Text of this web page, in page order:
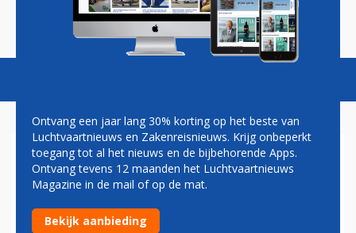
Magazine Podcasts Vacatures
AIRASIA PRAAT MET CHINESE
VLIEGTUIGBOUWER COMAC
OVER ORDER VOOR C919
Ontvang een jaar lang 30% korting op het beste van
Luchtvaartnieuws en Zakenreisnieuws. Krijg onbeperkt
toegang tot al het nieuws en de bijbehorende Apps.
Ontvang tevens 12 maanden het Luchtvaartnieuws
Magazine in de mail of op de mat.
Bekijk aanbieding